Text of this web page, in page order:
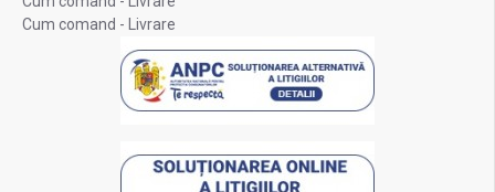
Cum comand - Livrare